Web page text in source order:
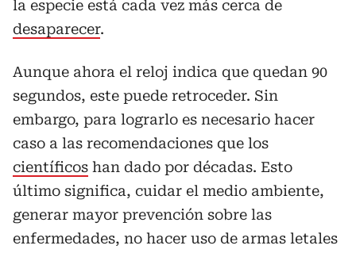
la especie está cada vez más cerca de
desaparecer.
Aunque ahora el reloj indica que quedan 90
segundos, este puede retroceder. Sin
embargo, para lograrlo es necesario hacer
caso a las recomendaciones que los
científicos han dado por décadas. Esto
último significa, cuidar el medio ambiente,
generar mayor prevención sobre las
enfermedades, no hacer uso de armas letales